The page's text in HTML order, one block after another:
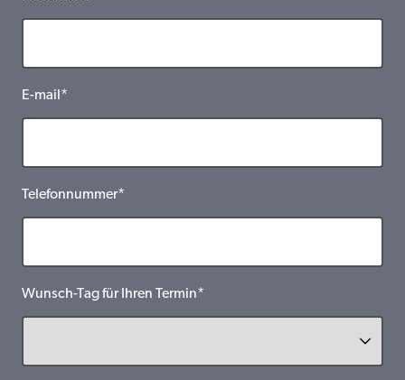
E-mail*
Telefonnummer*
Wunsch-Tag für Ihren Termin*